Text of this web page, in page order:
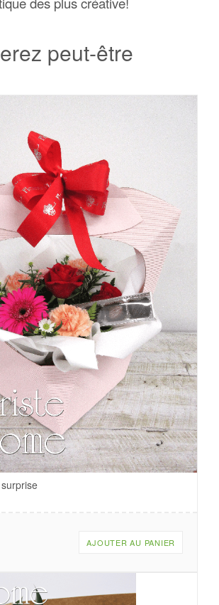
peut-être
AJOUTER AU PANIER